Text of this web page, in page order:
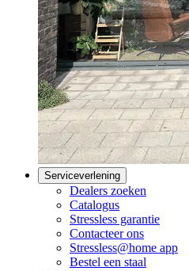
Serviceverlening
Dealers zoeken
Catalogus
Stressless garantie
Contacteer ons
Stressless@home app
Bestel een staal